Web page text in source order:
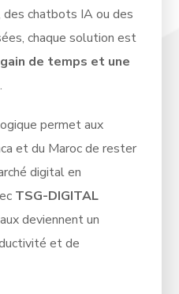
chatbots IA ou des
chaque solution est
gain de temps et une
.
permet aux
et du Maroc de rester
digital en
TSG-DIGITAL
deviennent un
et de